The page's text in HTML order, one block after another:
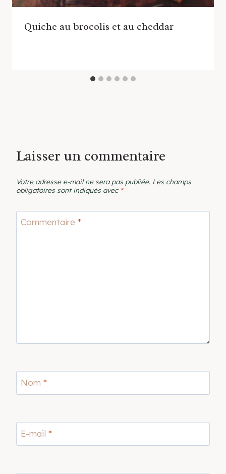
Quiche au brocolis et au cheddar
Laisser un commentaire
Votre adresse e-mail ne sera pas publiée. Les champs
obligatoires sont indiqués avec *
Commentaire *
Nom *
E-mail *